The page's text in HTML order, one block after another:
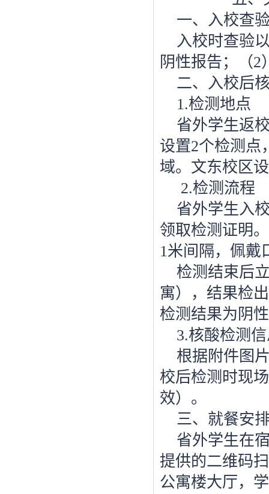
一、入校查
入校时查验
阴性报告；（2
二、入校后
1.检测地点
省外学生返
设置2个检测点
域。文东校区
2.检测流程
省外学生入
领取检测证明
1米间隔，佩戴
检测结束后
寓），结果检
检测结果为阴
3.核酸检测
根据附件图
校后检测时现
效）。
三、就餐安
省外学生在
提供的二维码
公寓楼大厅，